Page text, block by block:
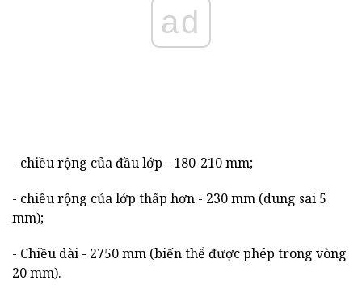
ad
- chiều rộng của đầu lớp - 180-210 mm;
- chiều rộng của lớp thấp hơn - 230 mm (dung sai 5
mm);
- Chiều dài - 2750 mm (biến thể được phép trong vòng
20 mm).